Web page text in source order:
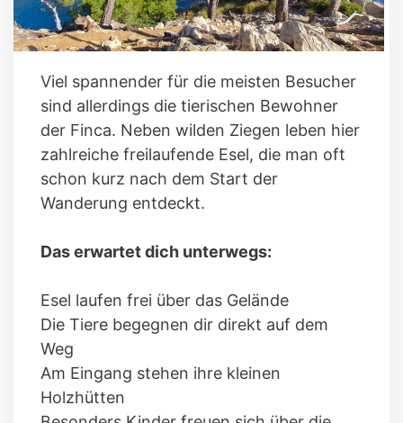
Viel spannender für die meisten Besucher
sind allerdings die tierischen Bewohner
der Finca. Neben wilden Ziegen leben hier
zahlreiche freilaufende Esel, die man oft
schon kurz nach dem Start der
Wanderung entdeckt.
Das erwartet dich unterwegs:
Esel laufen frei über das Gelände
Die Tiere begegnen dir direkt auf dem
Weg
Am Eingang stehen ihre kleinen
Holzhütten